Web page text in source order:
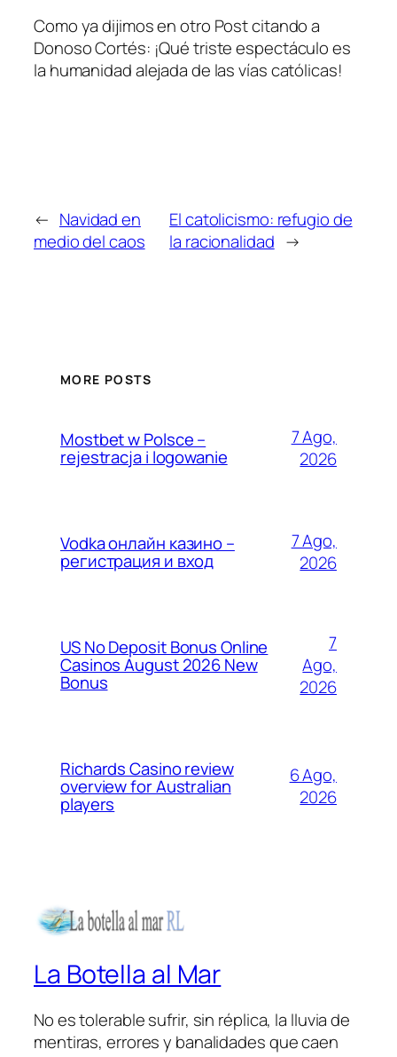
Como ya dijimos en otro Post citando a
Donoso Cortés: ¡Qué triste espectáculo es
la humanidad alejada de las vías católicas!
← Navidad en
medio del caos
El catolicismo: refugio de
la racionalidad →
MORE POSTS
Mostbet w Polsce –
rejestracja i logowanie
7 Ago,
2026
Vodka онлайн казино –
регистрация и вход
7 Ago,
2026
US No Deposit Bonus Online
Casinos August 2026 New
Bonus
7
Ago,
2026
Richards Casino review
overview for Australian
players
6 Ago,
2026
La Botella al Mar
No es tolerable sufrir, sin réplica, la lluvia de
mentiras, errores y banalidades que caen